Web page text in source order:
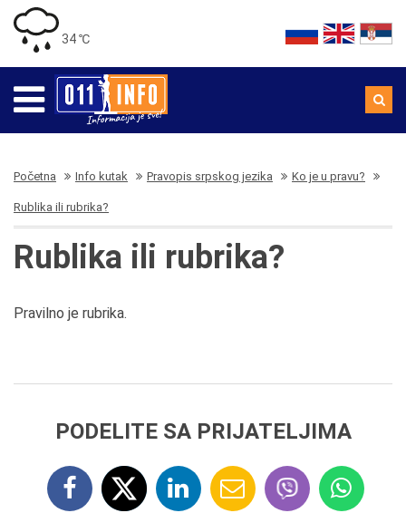
34 ℃
Početna Info kutak Pravopis srpskog jezika Ko je u pravu?
Rublika ili rubrika?
Rublika ili rubrika?
Pravilno je rubrika.
PODELITE SA PRIJATELJIMA